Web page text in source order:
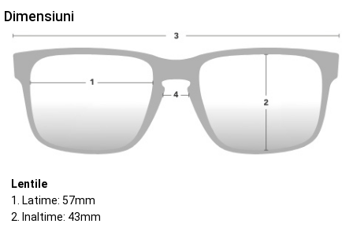
Dimensiuni
Lentile
1. Latime: 57mm
2. Inaltime: 43mm